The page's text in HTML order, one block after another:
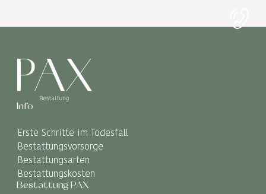
Info
Erste Schritte im Todesfall
Bestattungsvorsorge
Bestattungsarten
Bestattungskosten
Bestattung PAX